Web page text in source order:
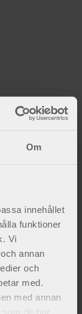
Om
innehållet
funktioner
Vi
annan
och
med.
med annan
de har